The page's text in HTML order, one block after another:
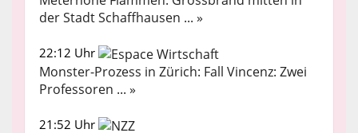
der Stadt Schaffhausen ... »
22:12 Uhr
Monster-Prozess in Zürich: Fall Vincenz: Zwei
Professoren ... »
21:52 Uhr